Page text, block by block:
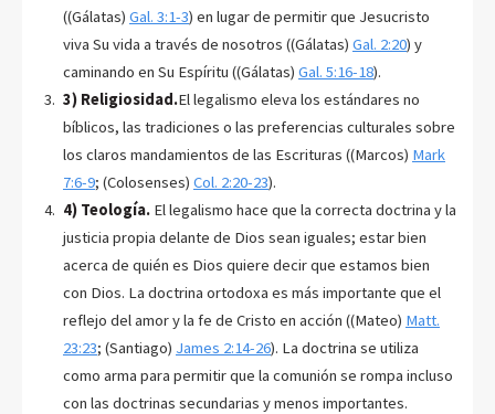
((Gálatas) Gal. 3:1-3) en lugar de permitir que Jesucristo
viva Su vida a través de nosotros ((Gálatas) Gal. 2:20) y
caminando en Su Espíritu ((Gálatas) Gal. 5:16-18).
3) Religiosidad.El legalismo eleva los estándares no
bíblicos, las tradiciones o las preferencias culturales sobre
los claros mandamientos de las Escrituras ((Marcos) Mark
7:6-9; (Colosenses) Col. 2:20-23).
4) Teología.El legalismo hace que la correcta doctrina y la
justicia propia delante de Dios sean iguales; estar bien
acerca de quién es Dios quiere decir que estamos bien
con Dios. La doctrina ortodoxa es más importante que el
reflejo del amor y la fe de Cristo en acción ((Mateo) Matt.
23:23; (Santiago) James 2:14-26). La doctrina se utiliza
como arma para permitir que la comunión se rompa incluso
con las doctrinas secundarias y menos importantes.